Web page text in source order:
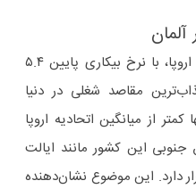
آلمان
آلمان به عنوان بزرگ‌ترین اقتصاد اروپا، با نرخ بیکاری پایین ۵.۴
یکی از جذاب‌ترین مقاصد شغلی در دنیا
از میانگین اتحادیه اروپا
جنوبی این کشور مانند ایالت
دارد. این موضوع نشان‌دهنده